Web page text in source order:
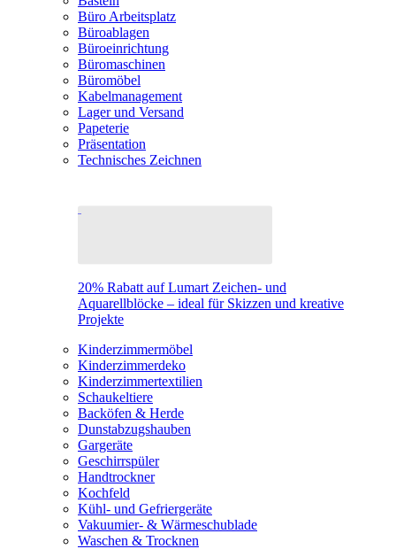
Büro Arbeitsplatz
Büroablagen
Büroeinrichtung
Büromaschinen
Büromöbel
Kabelmanagement
Lager und Versand
Papeterie
Präsentation
Technisches Zeichnen
20% Rabatt auf Lumart Zeichen- und
Aquarellblöcke – ideal für Skizzen und kreative
Projekte
Kinderzimmermöbel
Kinderzimmerdeko
Kinderzimmertextilien
Schaukeltiere
Backöfen & Herde
Dunstabzugshauben
Gargeräte
Geschirrspüler
Handtrockner
Kochfeld
Kühl- und Gefriergeräte
Vakuumier- & Wärmeschublade
Waschen & Trocknen